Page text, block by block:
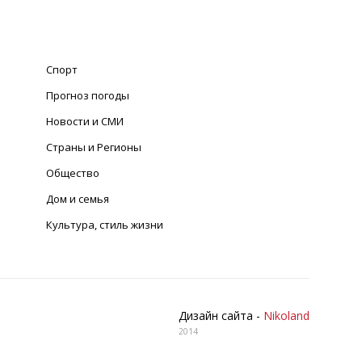
Спорт
Прогноз погоды
Новости и СМИ
Страны и Регионы
Общество
Дом и семья
Культура, стиль жизни
Дизайн сайта - Nikoland
2014